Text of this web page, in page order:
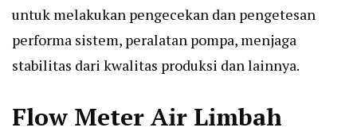
untuk melakukan pengecekan dan pengetesan
performa sistem, peralatan pompa, menjaga
stabilitas dari kwalitas produksi dan lainnya.
Flow Meter Air Limbah